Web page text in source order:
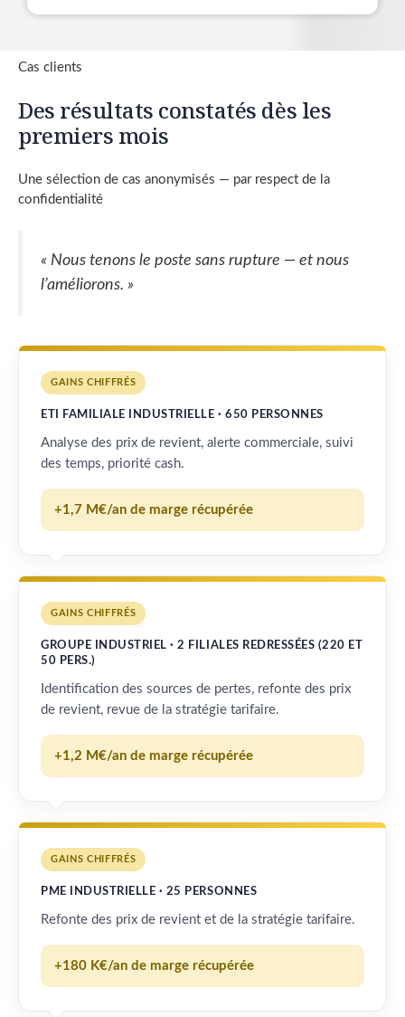
Cas clients
Des résultats constatés dès les
premiers mois
Une sélection de cas anonymisés — par respect de la
confidentialité
« Nous tenons le poste sans rupture — et nous
l’améliorons. »
GAINS CHIFFRÉS
ETI FAMILIALE INDUSTRIELLE · 650 PERSONNES
Analyse des prix de revient, alerte commerciale, suivi
des temps, priorité cash.
+1,7 M€/an de marge récupérée
GAINS CHIFFRÉS
GROUPE INDUSTRIEL · 2 FILIALES REDRESSÉES (220 ET
50 PERS.)
Identification des sources de pertes, refonte des prix
de revient, revue de la stratégie tarifaire.
+1,2 M€/an de marge récupérée
GAINS CHIFFRÉS
PME INDUSTRIELLE · 25 PERSONNES
Refonte des prix de revient et de la stratégie tarifaire.
+180 K€/an de marge récupérée